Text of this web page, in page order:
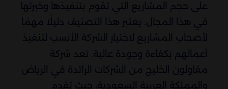
على حجم المشاريع التي تقوم بتنفيذها وخبرتها
في هذا المجال. يعتبر هذا التصنيف دليلًا مهمًا
لأصحاب المشاريع لاختيار الشركة الأنسب لتنفيذ
أعمالهم بكفاءة وجودة عالية. تعد شركة
مقاولون الخليج من الشركات الرائدة في الرياض
والمملكة العربية السعودية، حيث تقدم